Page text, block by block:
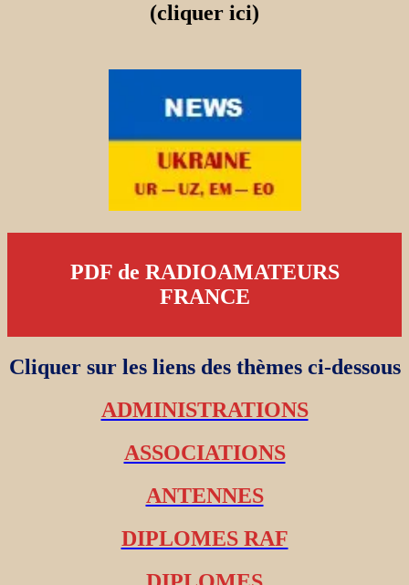
(cliquer ici)
PDF de RADIOAMATEURS
FRANCE
Cliquer sur les liens des thèmes ci-dessous
ADMINISTRATIONS
ASSOCIATIONS
ANTENNES
DIPLOMES RAF